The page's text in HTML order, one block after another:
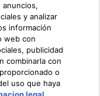
de Información
anuncios,
y analizar
información
web con
publicidad
combinarla con
o
uso que haya